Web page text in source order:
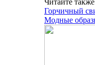
Читайте
Горчичный
Модные